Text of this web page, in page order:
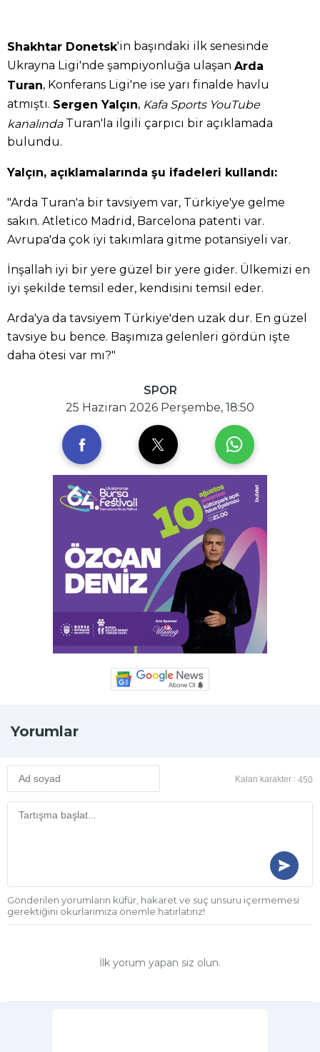
Shakhtar Donetsk'in başındaki ilk senesinde
Ukrayna Ligi'nde şampiyonluğa ulaşan Arda
Turan, Konferans Ligi'ne ise yarı finalde havlu
atmıştı. Sergen Yalçın, Kafa Sports YouTube
kanalındaTuran'la ilgili çarpıcı bir açıklamada
bulundu.
Yalçın, açıklamalarında şu ifadeleri kullandı:
"Arda Turan'a bir tavsiyem var, Türkiye'ye gelme
sakın. Atletico Madrid, Barcelona patenti var.
Avrupa'da çok iyi takımlara gitme potansiyeli var.
İnşallah iyi bir yere güzel bir yere gider. Ülkemizi en
iyi şekilde temsil eder, kendisini temsil eder.
Arda'ya da tavsiyem Türkiye'den uzak dur. En güzel
tavsiye bu bence. Başımıza gelenleri gördün işte
daha ötesi var mı?"
SPOR
25 Haziran 2026 Perşembe, 18:50
Yorumlar
Kalan karakter : 450
Gönderilen yorumların küfür, hakaret ve suç unsuru içermemesi
gerektiğini okurlarımıza önemle hatırlatırız!
İlk yorum yapan siz olun.